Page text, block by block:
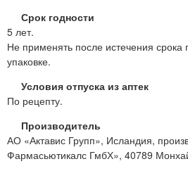
Срок годности
5 лет.
Не применять после истечения срока
упаковке.
Условия отпуска из аптек
По рецепту.
Производитель
АО «Актавис Групп», Исландия,
Фармасьютикалс ГмбХ», 40789